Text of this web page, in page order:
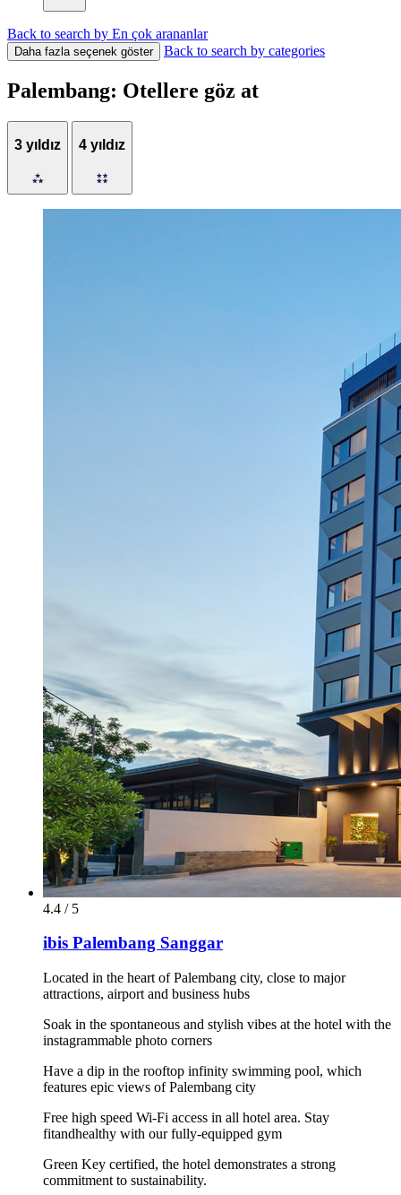
Back to search by En çok arananlar
Daha fazla seçenek göster Back to search by categories
Palembang: Otellere göz at
3 yıldız 4 yıldız
4.4 / 5
ibis Palembang Sanggar
Located in the heart of Palembang city, close to major
attractions, airport and business hubs
Soak in the spontaneous and stylish vibes at the hotel with the
instagrammable photo corners
Have a dip in the rooftop infinity swimming pool, which
features epic views of Palembang city
Free high speed Wi-Fi access in all hotel area. Stay
fitandhealthy with our fully-equipped gym
Green Key certified, the hotel demonstrates a strong
commitment to sustainability.